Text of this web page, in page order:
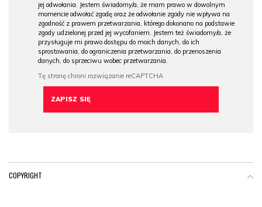
jej odwołania. Jestem świadomy/a, że mam prawo w dowolnym
momencie odwołać zgodę oraz że odwołanie zgody nie wpływa na
zgodność z prawem przetwarzania, którego dokonano na podstawie
zgody udzielonej przed jej wycofaniem. Jestem też świadomy/a, że
przysługuje mi prawo dostępu do moich danych, do ich
sprostowania, do ograniczenia przetwarzania, do przenoszenia
danych, do sprzeciwu wobec przetwarzania.
COPYRIGHT